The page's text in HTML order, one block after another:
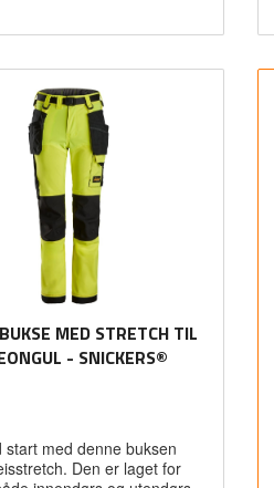
Les mer
MED STRETCH TIL
- SNICKERS®
start med denne buksen
Den er laget for